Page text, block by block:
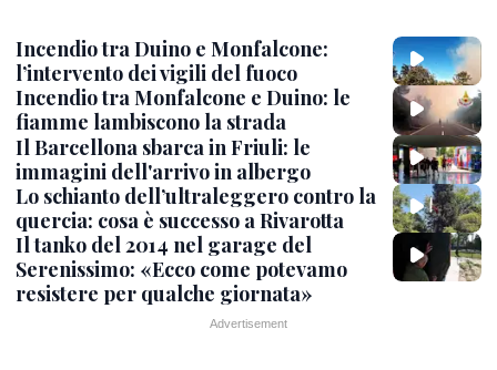
Incendio tra Duino e Monfalcone:
l’intervento dei vigili del fuoco
Incendio tra Monfalcone e Duino: le
fiamme lambiscono la strada
Il Barcellona sbarca in Friuli: le
immagini dell'arrivo in albergo
Lo schianto dell’ultraleggero contro la
quercia: cosa è successo a Rivarotta
Il tanko del 2014 nel garage del
Serenissimo: «Ecco come potevamo
resistere per qualche giornata»